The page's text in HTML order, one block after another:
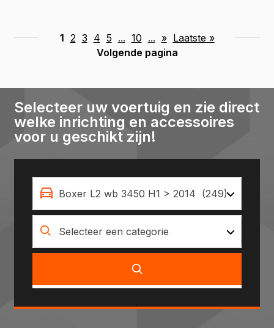
1 2 3 4 5 ... 10 ... » Laatste »
Volgende pagina
Selecteer uw voertuig en zie direct
welke inrichting en accessoires
voor u geschikt zijn!
Boxer L2 wb 3450 H1 > 2014 (249)
Selecteer een categorie